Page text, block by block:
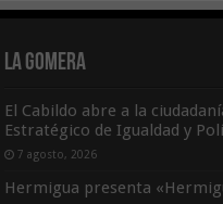
La Gomera
El Cabildo abre a la
Estratégico de Igualdad y
7 agosto, 2026
Hermigua presenta